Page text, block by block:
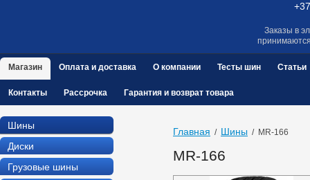
Заказы в
Магазин Оплата и доставка О компании Тесты шин Статьи
Контакты Рассрочка Гарантия и возврат товара
Шины
Диски
Грузовые шины
Главная
  /
Шины
  /  MR-166
MR-166